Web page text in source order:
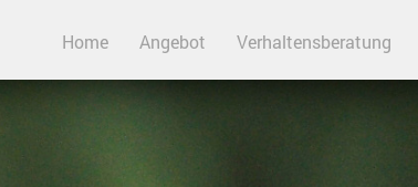
Home Angebot Verhaltensberatung